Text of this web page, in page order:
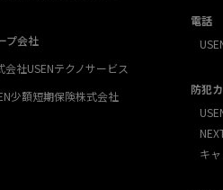
プ会社
会社USENテクノサービス
少額短期保険株式会社
電話
防犯
キ